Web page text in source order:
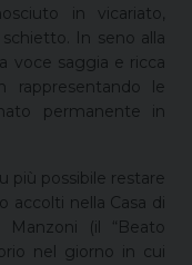
in vicariato,
In seno alla
voce saggia e ricca
rappresentando le
permanente in
più possibile restare
accolti nella Casa di
(il “Beato
nel giorno in cui